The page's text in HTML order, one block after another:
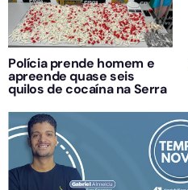
Polícia prende homem e
apreende quase seis
quilos de cocaína na Serra